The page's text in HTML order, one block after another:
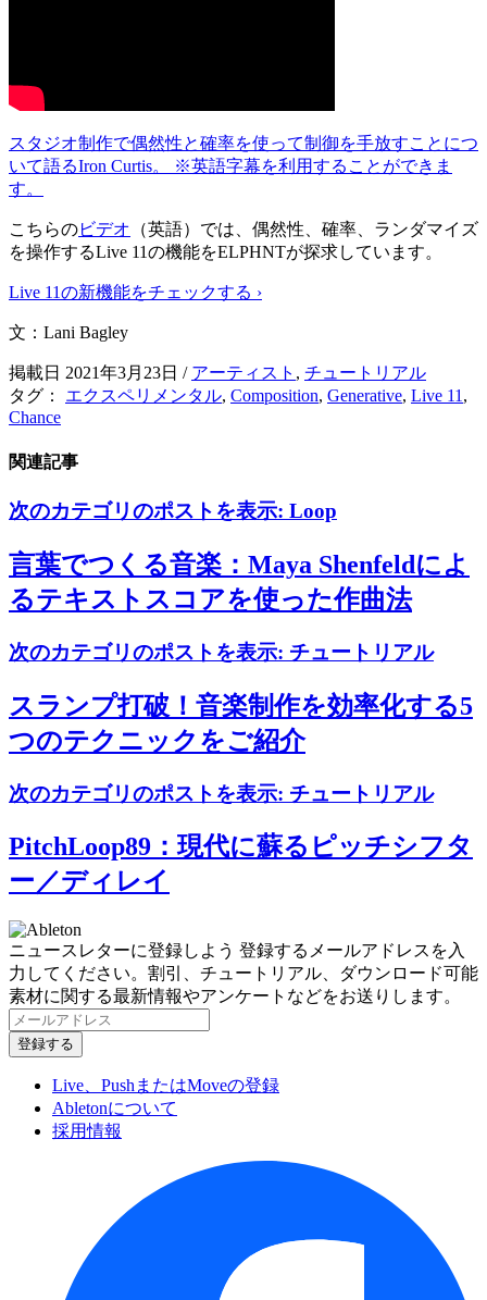
スタジオ制作で偶然性と確率を使って制御を手放すことにつ
いて語るIron Curtis。 ※英語字幕を利用することができま
す。
こちらのビデオ （英語）では、偶然性、確率、ランダマイズ
を操作するLive 11の機能をELPHNTが探求しています。
Live 11の新機能をチェックする ›
文：Lani Bagley
掲載日 2021年3月23日 / アーティスト , チュートリアル
タグ： エクスペリメンタル, Composition, Generative, Live 11 ,
Chance
関連記事
次のカテゴリのポストを表示: Loop
言葉でつくる音楽：Maya Shenfeldによ
るテキストスコアを使った作曲法
次のカテゴリのポストを表示: チュートリアル
スランプ打破！音楽制作を効率化する5
つのテクニックをご紹介
次のカテゴリのポストを表示: チュートリアル
PitchLoop89：現代に蘇るピッチシフタ
ー／ディレイ
ニュースレターに登録しよう 登録するメールアドレスを入
力してください。割引、チュートリアル、ダウンロード可能
素材に関する最新情報やアンケートなどをお送りします。
Live、PushまたはMoveの登録
Abletonについて
採用情報